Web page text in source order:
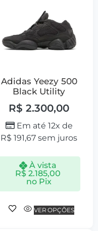
Adidas Yeezy 500
Black Utility
R$ 2.300,00
Em até 12x de
R$ 191,67 sem juros
À vista
R$ 2.185,00
no Pix
VER OPÇÕES